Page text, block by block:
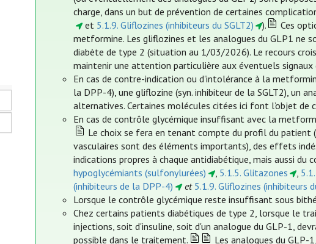
charge, dans un but de prévention de certaines
et 5.1.9. Gliflozines (inhibiteurs du SGLT2) ).
Ces
metformine. Les gliflozines et les analogues du GLP1
diabète de type 2 (situation au 1/03/2026). Le recours
maintenir une attention particulière aux éventuels signaux
En cas de contre-indication ou d'intolérance à la
la DPP-4), une gliflozine (syn. inhibiteur de la SGLT2), un
alternatives. Certaines molécules citées ici font l’objet
En cas de contrôle glycémique insuffisant avec la
Le choix se fera en tenant compte du profil du patient
vasculaires sont des éléments importants), des effets
indications propres à chaque antidiabétique, mais aussi
hypoglycémiants (sulfonylurées)
, 5.1.5. Glitazones ,
(inhibiteurs de la DPP-4)
et 5.1.9. Gliflozines (inhibiteurs
Lorsque le contrôle glycémique reste insuffisant sous
Chez certains patients diabétiques de type 2, lorsque le
injections, soit d'insuline, soit d'un analogue du GLP-1,
possible dans le traitement.
Les analogues du